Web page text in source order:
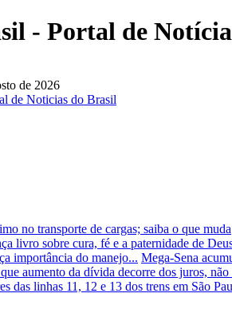
- Portal de
de 2026
no transporte de cargas; saiba o que muda
livro sobre cura, fé e a paternidade de
importância do manejo... Mega-Sena
aumento da dívida decorre dos juros, não
das linhas 11, 12 e 13 dos trens em São